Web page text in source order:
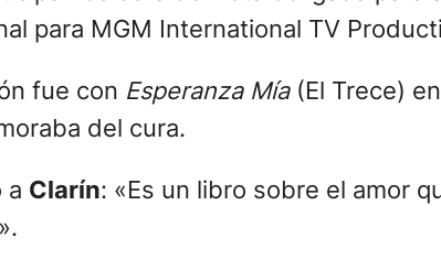
para MGM International TV
fue con Esperanza Mía(El Trece)
del cura.
a Clarín: «Es un libro sobre el amor